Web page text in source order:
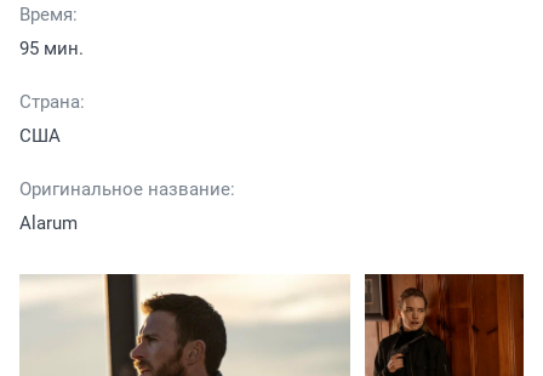
Время:
95 мин.
Страна:
США
Оригинальное название:
Alarum